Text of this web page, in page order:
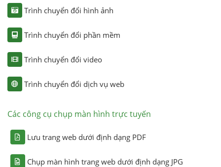
Trình chuyển đổi hình ảnh
Trình chuyển đổi phần mềm
Trình chuyển đổi video
Trình chuyển đổi dịch vụ web
Các công cụ chụp màn hình trực tuyến
Lưu trang web dưới định dạng PDF
Chụp màn hình trang web dưới định dạng JPG